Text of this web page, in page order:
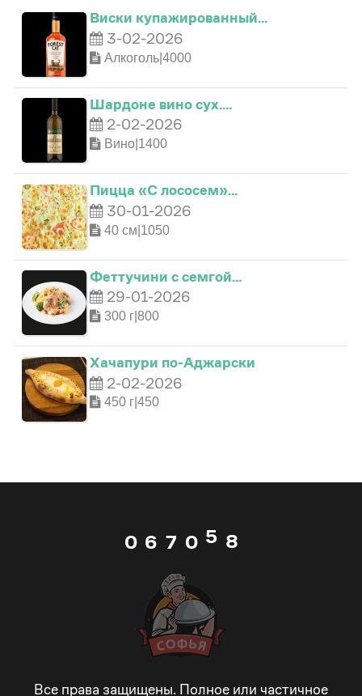
Виски купажированный…
3-02-2026
Алкоголь|4000
Шардоне вино сух.…
2-02-2026
Вино|1400
Пицца «С лососем»…
30-01-2026
40 см|1050
Феттучини с семгой…
29-01-2026
300 г|800
Хачапури по-Аджарски
2-02-2026
450 г|450
0
3
1
2
3
6
8
9
0
2
3
7
8
9
_
0
1
2
3
0
4
5
7
2
5
6
9
Все права защищены. Полное или частичное